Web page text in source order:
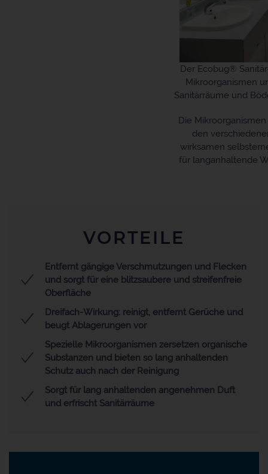
Der Ecobug®
Mikroorganismen
Sanitärräume und
Die
den
wirksamen
für langanhaltende
VORTEILE
Entfernt gängige Verschmutzungen und Flecken
und sorgt für eine blitzsaubere und streifenfreie
Oberfläche
Dreifach-Wirkung: reinigt, entfernt Gerüche und
beugt Ablagerungen vor
Spezielle Mikroorganismen zersetzen organische
Substanzen und bieten so lang anhaltenden
Schutz auch nach der Reinigung
Sorgt für lang anhaltenden angenehmen Duft
und erfrischt Sanitärräume